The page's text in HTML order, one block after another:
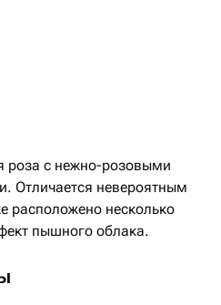
роза с нежно-розовыми
Отличается невероятным
расположено несколько
пышного облака.